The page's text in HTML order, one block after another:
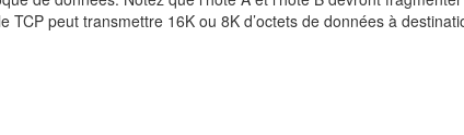
peut transmettre 16K ou 8K d’octets de données à